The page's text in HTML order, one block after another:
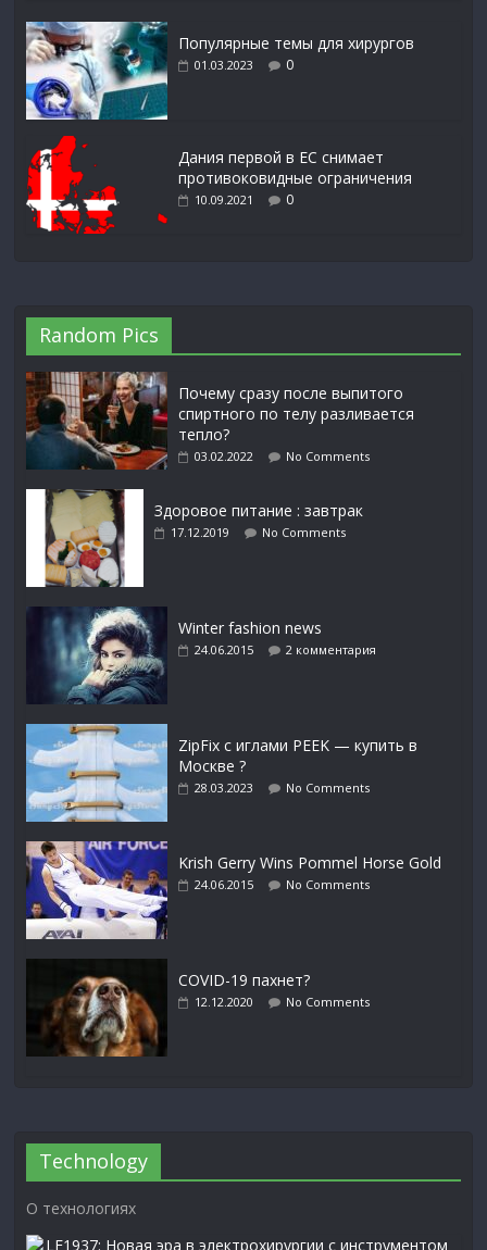
Популярные темы для хирургов
01.03.2023 0
Дания первой в ЕС снимает
противоковидные ограничения
10.09.2021 0
Random Pics
Почему сразу после выпитого
спиртного по телу разливается
тепло?
03.02.2022 No Comments
Здоровое питание : завтрак
17.12.2019 No Comments
Winter fashion news
24.06.2015 2 комментария
ZipFix с иглами PEEK — купить в
Москве ?
28.03.2023 No Comments
Krish Gerry Wins Pommel Horse Gold
24.06.2015 No Comments
COVID-19 пахнет?
12.12.2020 No Comments
Technology
О технологиях